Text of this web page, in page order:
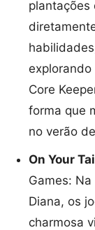
plantações
Core
forma que
no verão
On Your
Games:
Diana, os
charmosa